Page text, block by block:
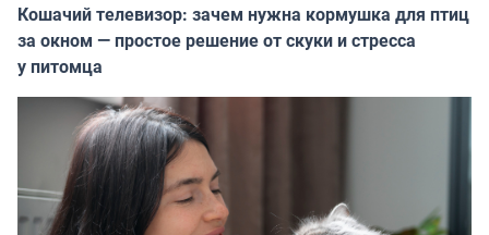
Кошачий телевизор: зачем нужна кормушка для птиц
за окном — простое решение от скуки и стресса
у питомца